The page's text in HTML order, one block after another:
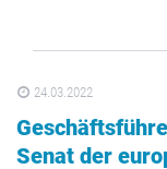
24.03.2022
Senat der